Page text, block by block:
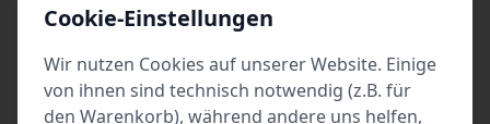
vom: Di 19. Mai 2026 14:00
letzte Änderung: Ticketverfügbarkeit
erstellt von: Lehmitz
Cookie-Einstellungen
Wir nutzen Cookies auf unserer Website. Einige
von ihnen sind technisch notwendig (z.B. für
den Warenkorb), während andere uns helfen,